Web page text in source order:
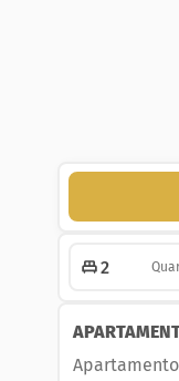
2